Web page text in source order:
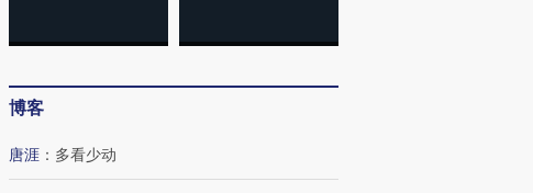
博客
唐涯 ： 多看少动